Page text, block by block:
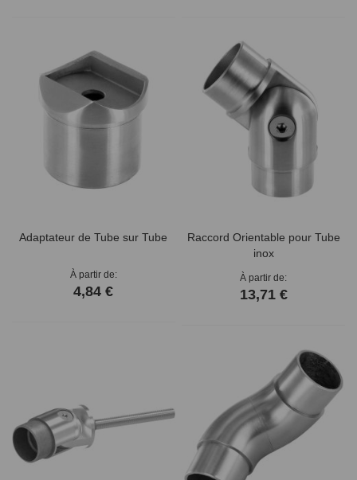
Adaptateur de Tube sur Tube
À partir de
4,84 €
Raccord Orientable pour Tube
inox
À partir de
13,71 €